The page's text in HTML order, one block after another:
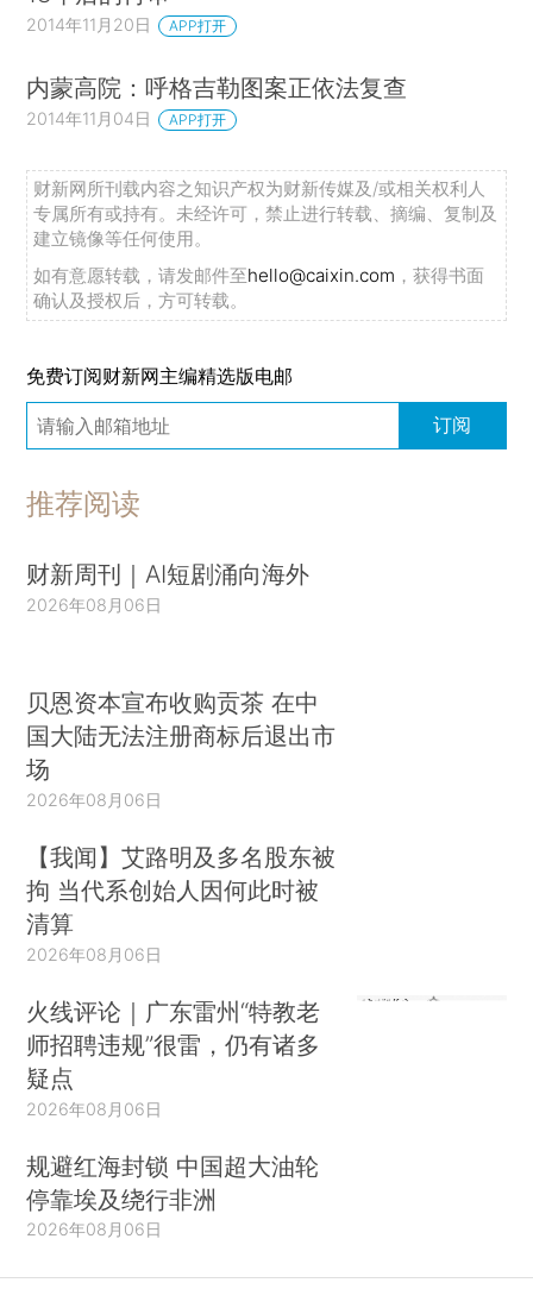
2014年11月20日 APP打开
内蒙高院：呼格吉勒图案正依法复查
2014年11月04日 APP打开
财新网所刊载内容之知识产权为财新传媒及/或相关权利人
专属所有或持有。未经许可，禁止进行转载、摘编、复制及
建立镜像等任何使用。
如有意愿转载，请发邮件至hello@caixin.com ，获得书面
确认及授权后，方可转载。
免费订阅财新网主编精选版电邮
订阅
推荐阅读
财新周刊｜AI短剧涌向海外
2026年08月06日
贝恩资本宣布收购贡茶 在中
国大陆无法注册商标后退出市
场
2026年08月06日
【我闻】艾路明及多名股东被
拘 当代系创始人因何此时被
清算
2026年08月06日
火线评论｜广东雷州“特教老
师招聘违规”很雷，仍有诸多
疑点
2026年08月06日
规避红海封锁 中国超大油轮
停靠埃及绕行非洲
2026年08月06日